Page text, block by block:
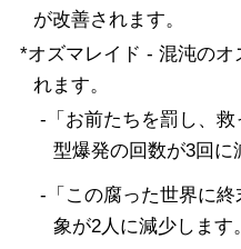
その他の変更事項
が改善されます。
*オズマレイド - 混沌のオ
れます。
-「お前たちを罰し、
型爆発の回数が3回に
-「この腐った世界に
象が2人に減少します。